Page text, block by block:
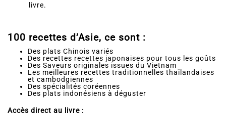
livre.
100 recettes d’Asie, ce sont :
Des plats Chinois variés
Des recettes recettes japonaises pour tous les goûts
Des Saveurs originales issues du Vietnam
Les meilleures recettes traditionnelles thaïlandaises
et cambodgiennes
Des spécialités coréennes
Des plats indonésiens à déguster
Accès direct au livre :